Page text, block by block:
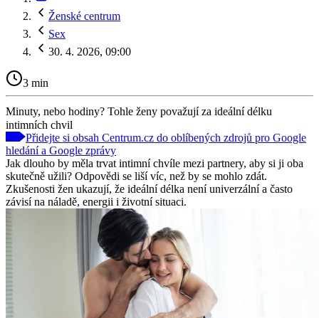
Ženské centrum
Sex
30. 4. 2026, 09:00
3 min
Minuty, nebo hodiny? Tohle ženy považují za ideální délku
intimních chvil
Přidejte si obsah Centrum.cz do oblíbených zdrojů pro Google
hledání a Google zprávy
Jak dlouho by měla trvat intimní chvíle mezi partnery, aby si ji oba
skutečně užili? Odpovědi se liší víc, než by se mohlo zdát.
Zkušenosti žen ukazují, že ideální délka není univerzální a často
závisí na náladě, energii i životní situaci.